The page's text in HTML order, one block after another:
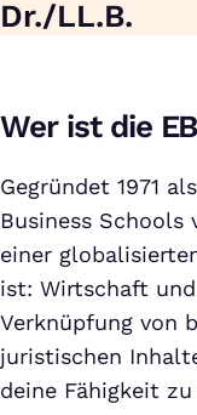
Dr./LL.B.
Wer ist die
Gegründet 1971
Business Schools
einer
ist: Wirtschaft
Verknüpfung von
juristischen
deine Fähigkeit